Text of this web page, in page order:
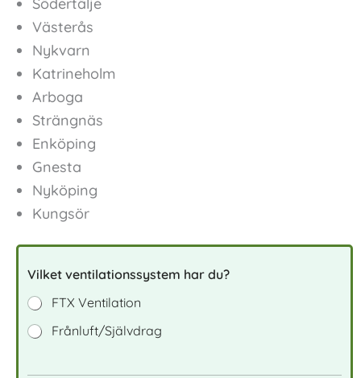
Södertälje
Västerås
Nykvarn
Katrineholm
Arboga
Strängnäs
Enköping
Gnesta
Nyköping
Kungsör
Vilket ventilationssystem har du?
FTX Ventilation
Frånluft/Självdrag